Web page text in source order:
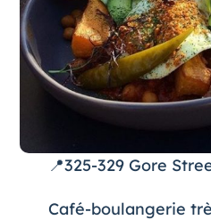
📍325-329 Gore
Café-boulangerie